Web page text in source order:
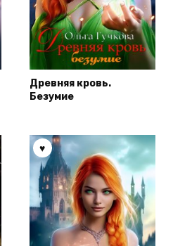
Древняя кровь.
Безумие